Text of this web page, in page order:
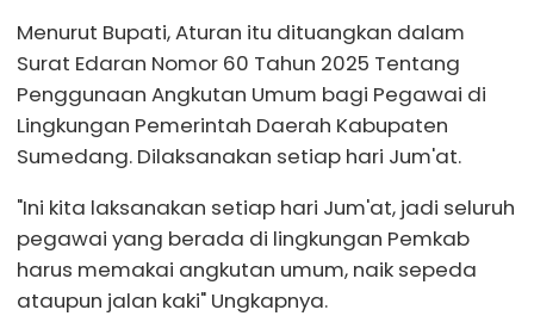
Menurut Bupati, Aturan itu dituangkan dalam
Surat Edaran Nomor 60 Tahun 2025 Tentang
Penggunaan Angkutan Umum bagi Pegawai di
Lingkungan Pemerintah Daerah Kabupaten
Sumedang. Dilaksanakan setiap hari Jum'at.
"Ini kita laksanakan setiap hari Jum'at, jadi seluruh
pegawai yang berada di lingkungan Pemkab
harus memakai angkutan umum, naik sepeda
ataupun jalan kaki" Ungkapnya.